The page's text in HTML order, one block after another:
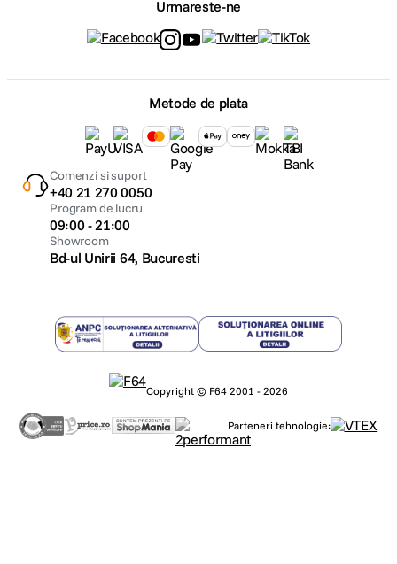
Urmareste-ne
Metode de plata
Comenzi si suport
+40 21 270 0050
Program de lucru
09:00 - 21:00
Showroom
Bd-ul Unirii 64, Bucuresti
Copyright © F64 2001 - 2026
Parteneri tehnologie: